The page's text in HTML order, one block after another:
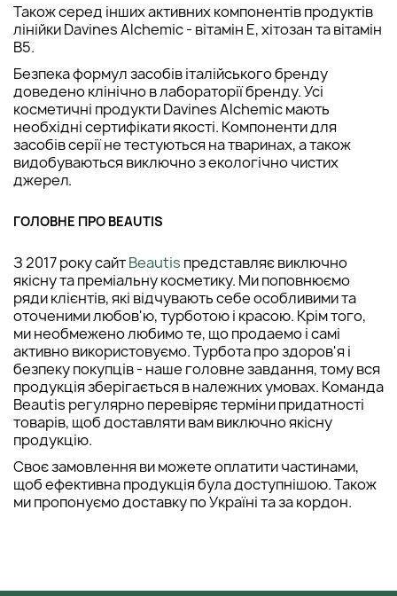
Також серед інших активних компонентів продуктів
лінійки Davines Alchemic - вітамін Е, хітозан та вітамін
В5.
Безпека формул засобів італійського бренду
доведено клінічно в лабораторії бренду. Усі
косметичні продукти Davines Alchemic мають
необхідні сертифікати якості. Компоненти для
засобів серії не тестуються на тваринах, а також
видобуваються виключно з екологічно чистих
джерел.
ГОЛОВНЕ ПРО BEAUTIS
З 2017 року сайтBeautis представляє виключно
якісну та преміальну косметику. Ми поповнюємо
ряди клієнтів, які відчувають себе особливими та
оточеними любов'ю, турботою і красою. Крім того,
ми необмежено любимо те, що продаемо і самі
активно використовуємо. Турбота про здоров'я і
безпеку покупців - наше головне завдання, тому вся
продукція зберігається в належних умовах. Команда
Beautis регулярно перевіряє терміни придатності
товарів, щоб доставляти вам виключно якісну
продукцію.
Своє замовлення ви можете оплатити частинами,
щоб ефективна продукція була доступнішою. Також
ми пропонуємо доставку по Україні та за кордон.